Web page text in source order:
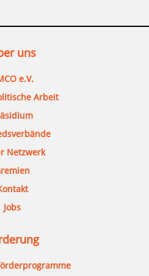
uns
e.V.
Arbeit
Netzwerk
Jobs